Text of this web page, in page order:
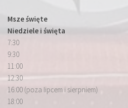
Msze święte
Niedziele i święta
7:30
9:30
11:00
12:30
16:00 (poza lipcem i sierpniem)
18:00